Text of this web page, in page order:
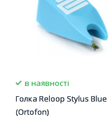
в наявності
Голка Reloop Stylus Blue
(Ortofon)